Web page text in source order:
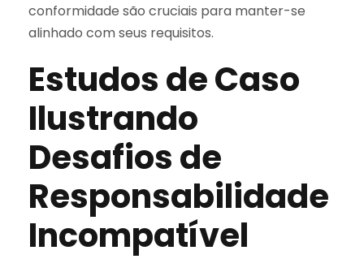
conformidade são cruciais para manter-se
alinhado com seus requisitos.
Estudos de Caso
Ilustrando
Desafios de
Responsabilidade
Incompatível